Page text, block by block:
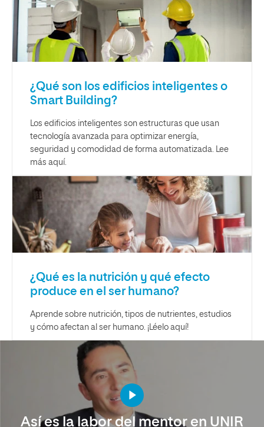
¿Qué son los edificios inteligentes o
Smart Building?
Los edificios inteligentes son estructuras que usan
tecnología avanzada para optimizar energía,
seguridad y comodidad de forma automatizada. Lee
más aquí.
¿Qué es la nutrición y qué efecto
produce en el ser humano?
Aprende sobre nutrición, tipos de nutrientes, estudios
y cómo afectan al ser humano. ¡Léelo aquí!
Así es la labor del mentor en UNIR